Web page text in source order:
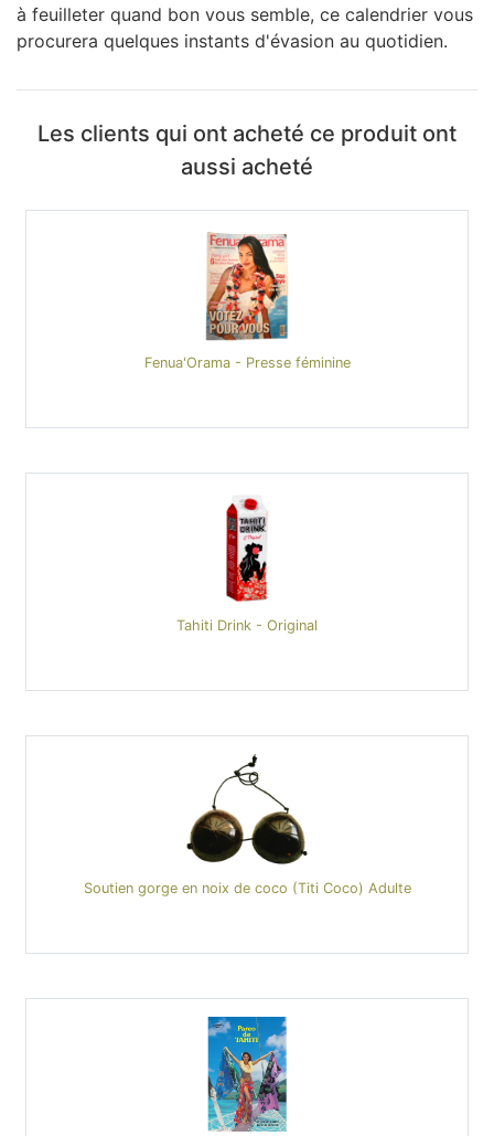
à feuilleter quand bon vous semble, ce calendrier vous
procurera quelques instants d'évasion au quotidien.
Les clients qui ont acheté ce produit ont
aussi acheté
Fenua'Orama - Presse féminine
Tahiti Drink - Original
Soutien gorge en noix de coco (Titi Coco) Adulte